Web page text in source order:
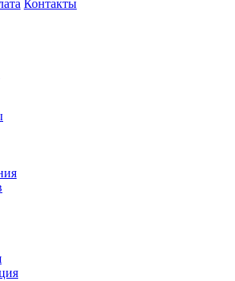
Контакты